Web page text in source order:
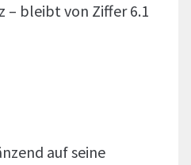
– bleibt von Ziffer 6.1
auf seine